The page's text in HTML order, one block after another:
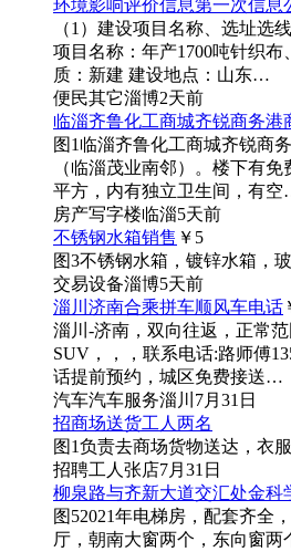
环境影响评价信息第一次信息
（1）建设项目名称、选址选
项目名称：年产1700吨针织
质：新建 建设地点：山东…
便民其它淄博2天前
临淄齐鲁化工商城齐锐商务港
图1 临淄齐鲁化工商城齐锐商
（临淄茂业南邻）。楼下有
平方，内有独立卫生间，有
房产写字楼临淄5天前
不锈钢水箱销售 ￥5
图3不锈钢水箱，镀锌水箱，
交易设备淄博5天前
淄川济南合乘拼车顺风车电话
淄川-济南，双向往返，正常
SUV，，，联系电话:路师傅
话提前预约，城区免费接送…
汽车汽车服务淄川 7月31日
招商场送货工人两名
图1负责去商场货物送达，衣
招聘工人 张店7月31日
柳泉路与齐新大道交汇处金科
图52021年电梯房，配套齐全
厅，朝南大窗两个，东向窗